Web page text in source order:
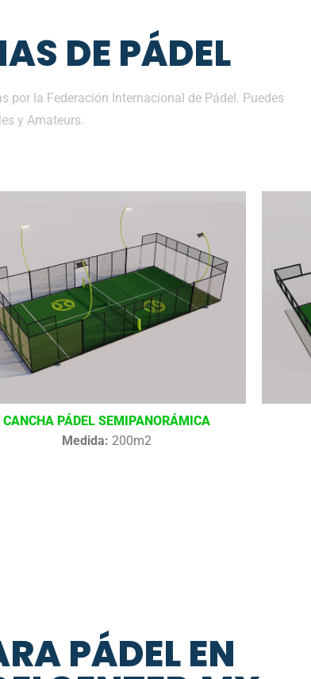
DE PÁDEL
por la Federación Internacional de Pádel. Puedes
y Amateurs.
CANCHA PÁDEL SEMIPANORÁMICA
Medida: 200m2
PÁDEL EN